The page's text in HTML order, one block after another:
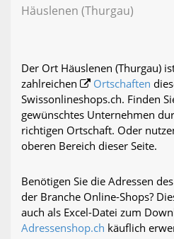
Häuslenen (Thurgau)
Der Ort Häuslenen (Thurgau)
zahlreichen
Ortschaften
Swissonlineshops.ch. Finden
gewünschtes Unternehmen
richtigen Ortschaft. Oder
oberen Bereich dieser Seite.
Benötigen Sie die Adressen
der Branche Online-Shops?
auch als Excel-Datei zum
Adressenshop.ch käuflich